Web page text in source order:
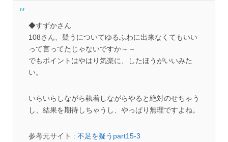
◆すずかさん
108さん、疑うについてゆるふわに出来なくてもいい
って言ってたじゃないですか～～
でもポイントはやはり気楽に、したほうがいいみた
い。
いらいらしながら執着しながらやると絶対のせちゃう
し、結果を期待しちゃうし、やっぱり無理ですよね。
参考元サイト : 不足を疑うpart15-3